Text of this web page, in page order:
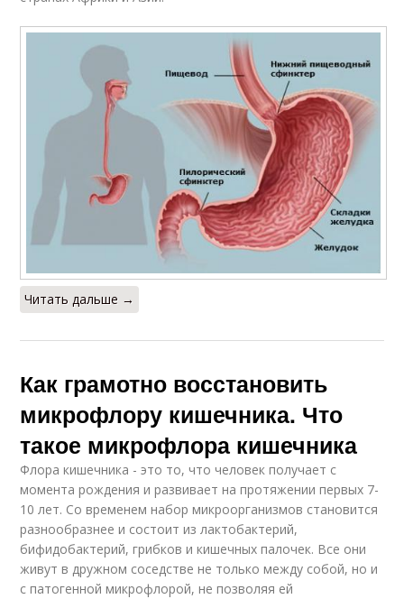
Читать дальше →
Как грамотно восстановить
микрофлору кишечника. Что
такое микрофлора кишечника
Флора кишечника - это то, что человек получает с
момента рождения и развивает на протяжении первых 7-
10 лет. Со временем набор микроорганизмов становится
разнообразнее и состоит из лактобактерий,
бифидобактерий, грибков и кишечных палочек. Все они
живут в дружном соседстве не только между собой, но и
с патогенной микрофлорой, не позволяя ей